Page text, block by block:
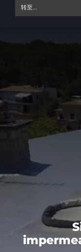
转至...